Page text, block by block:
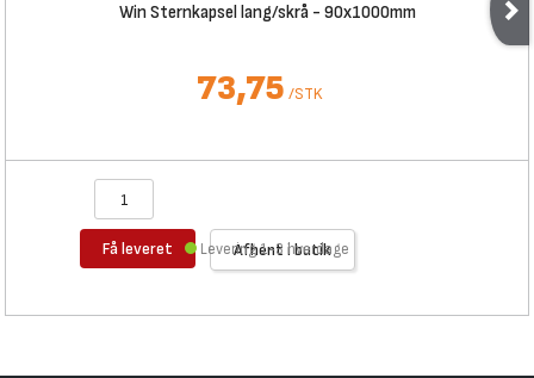
Win Sternkapsel lang/skrå - 90x1000mm
73,75 /STK
Få leveret Afhent i butik
Levering 1-3 hverdage